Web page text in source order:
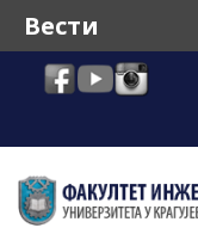
Вести